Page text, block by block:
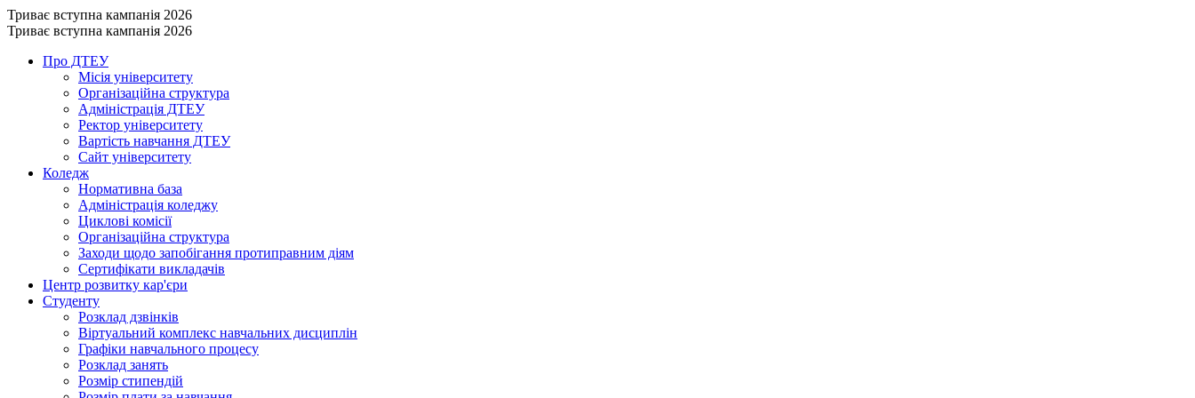
Триває вступна кампанія 2026
Триває вступна кампанія 2026
Про ДТЕУ
Місія університету
Організаційна структура
Адміністрація ДТЕУ
Ректор університету
Вартість навчання ДТЕУ
Сайт університету
Коледж
Нормативна база
Адміністрація коледжу
Циклові комісії
Організаційна структура
Заходи щодо запобігання протиправним діям
Сертифікати викладачів
Центр розвитку кар'єри
Студенту
Розклад дзвінків
Віртуальний комплекс навчальних дисциплін
Графіки навчального процесу
Розклад занять
Розмір стипендій